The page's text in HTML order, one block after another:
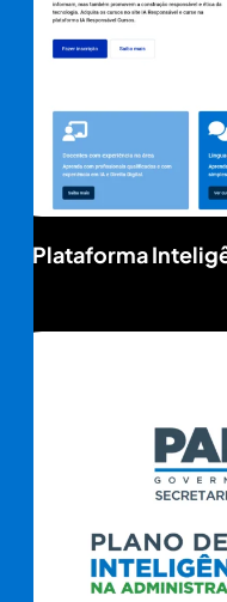
Plataforma